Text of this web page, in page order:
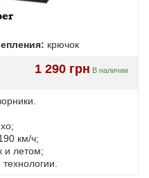
крючок
1 290 грн В наличии
км/ч;
и летом;